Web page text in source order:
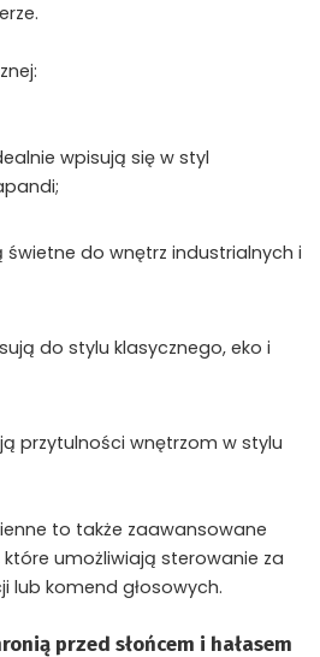
wpisują się w styl
świetne do wnętrz industrialnych i
do stylu klasycznego, eko i
przytulności wnętrzom w stylu
to także zaawansowane
które umożliwiają sterowanie za
lub komend głosowych.
przed słońcem i hałasem